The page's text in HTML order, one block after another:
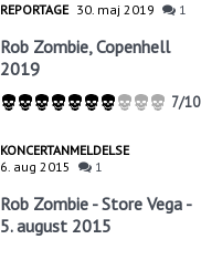
REPORTAGE 30. maj 2019 1
Rob Zombie, Copenhell
2019
7/10
KONCERTANMELDELSE
6. aug 2015
1
Rob Zombie - Store Vega -
5. august 2015